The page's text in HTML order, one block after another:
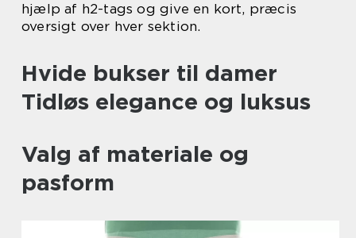
hjælp af h2-tags og give en kort, præcis
oversigt over hver sektion.
Hvide bukser til damer
Tidløs elegance og luksus
Valg af materiale og
pasform